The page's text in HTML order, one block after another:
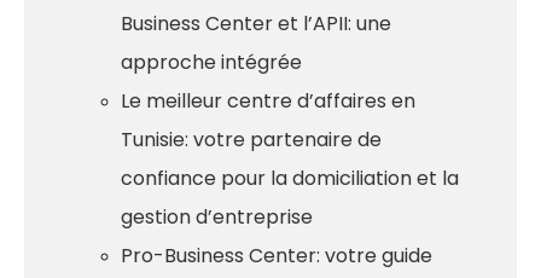
Business Center et l’APII: une
approche intégrée
Le meilleur centre d’affaires en
Tunisie: votre partenaire de
confiance pour la domiciliation et la
gestion d’entreprise
Pro-Business Center: votre guide